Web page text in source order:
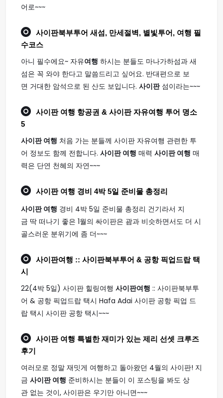
어로~~~
사이판북부투어 새섬, 만세절벽, 별빛투어, 여행 필
수코스
아니 필수에요~ 자유여행 하시는 분들도 마나가하섬과 새
섬은 꼭 와야 한다고 말씀드리고 싶어요. 반대편으로 보
면 거대한 암석으로 된 산도 보입니다. 사이판섬이라는~~~
사이판 여행 항공권 & 사이판 자유여행 투어 명소
5
사이판 여행 처음 가는 분들께 사이판 자유여행 관련한 투
어 정보도 함께 전합니다. 사이판 여행 매력 사이판 여행 매
력은 단연 천혜의 자연~~~
사이판 여행 경비 4박 5일 준비물 총정리
사이판 여행 경비 4박 5일 준비물 총정리 건기라서 지
금 딱 떠나기 좋은 1월의 싸이판은 괌과 비슷하면서도 더 시
골스러운 분위기에 좀 더~~~
사이판여행 :: 사이판북부투어 & 공항 픽업드랍 택
시
22(4박 5일) 사이판 힐링여행 사이판여행 :: 사이판북부투
어 & 공항 픽업드랍 택시 Hafa Adai 사이판 공항 픽업 드
랍 택시 사이판 공항 택시~~~
사이판 여행 특별한 재미가 있는 제리 선셋 크루즈
후기
여러모로 정말 재밋게 여행하고 돌아왔던 4월의 사이판! 지
금 사이판 여행 준비하시는 분들이 이 포스팅을 봐도 상
관 없는 것이, 사이판은 우기만 아니면~~~